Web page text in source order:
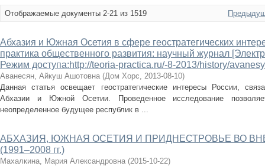
Отображаемые документы 2-21 из 1519
Абхазия и Южная Осетия в сфере геостратегических
практика общественного развития: научный журнал
Режим доступа:http://teoria-practica.ru/-8-2013/history/
Аванесян, Айкуш Ашотовна (Дом Хорс, 2013-08-10)
Данная статья освещает геостратегические интересы России,
Абхазии и Южной Осетии. Проведенное исследование
неопределенное будущее республик в ...
АБХАЗИЯ, ЮЖНАЯ ОСЕТИЯ И ПРИДНЕСТРОВЬЕ ВО
(1991–2008 гг.)
Махалкина, Мария Александровна (2015-10-22)